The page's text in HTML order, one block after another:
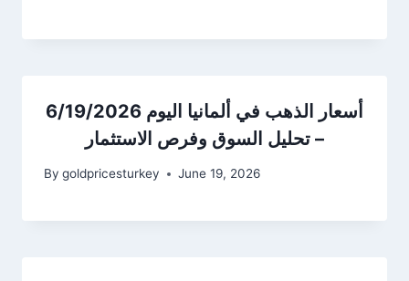
أسعار الذهب في ألمانيا اليوم 6/19/2026
– تحليل السوق وفرص الاستثمار
By goldpricesturkey June 19, 2026